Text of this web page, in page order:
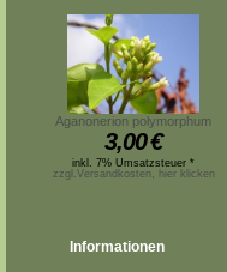
Aganonerion polymorphum
3,00€
inkl. 7% Umsatzsteuer *
zzgl.Versandkosten, hier klicken
Informationen